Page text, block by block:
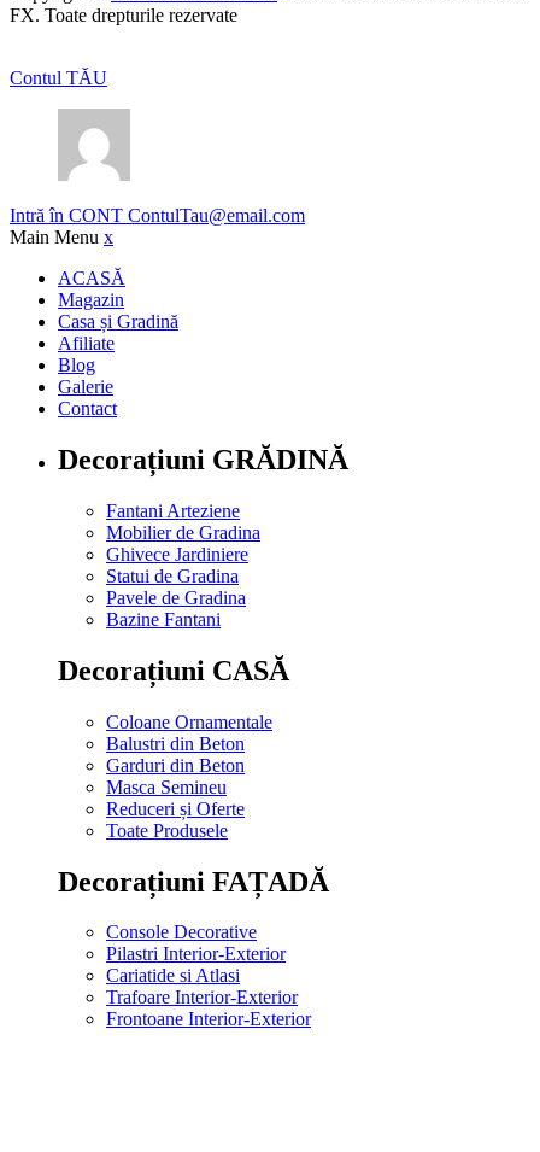
FX. Toate drepturile rezervate
Contul TĂU
Intră în CONT ContulTau@email.com
Main Menu x
ACASĂ
Magazin
Casa și Gradină
Afiliate
Blog
Galerie
Contact
Decorațiuni GRĂDINĂ
Fantani Arteziene
Mobilier de Gradina
Ghivece Jardiniere
Statui de Gradina
Pavele de Gradina
Bazine Fantani
Decorațiuni CASĂ
Coloane Ornamentale
Balustri din Beton
Garduri din Beton
Masca Semineu
Reduceri și Oferte
Toate Produsele
Decorațiuni FAȚADĂ
Console Decorative
Pilastri Interior-Exterior
Cariatide si Atlasi
Trafoare Interior-Exterior
Frontoane Interior-Exterior